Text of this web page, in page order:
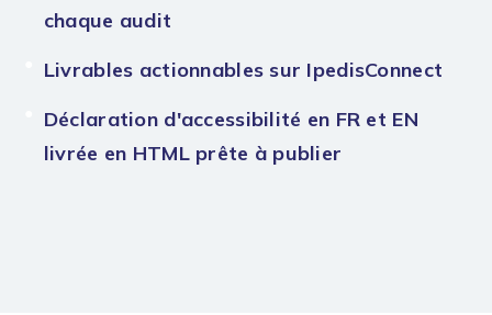
chaque audit
Livrables actionnables sur IpedisConnect
Déclaration d'accessibilité en FR et EN
livrée en HTML prête à publier